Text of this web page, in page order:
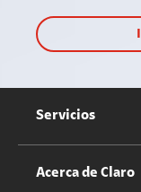
Servicios
Servicios Móviles
Acerca de Claro